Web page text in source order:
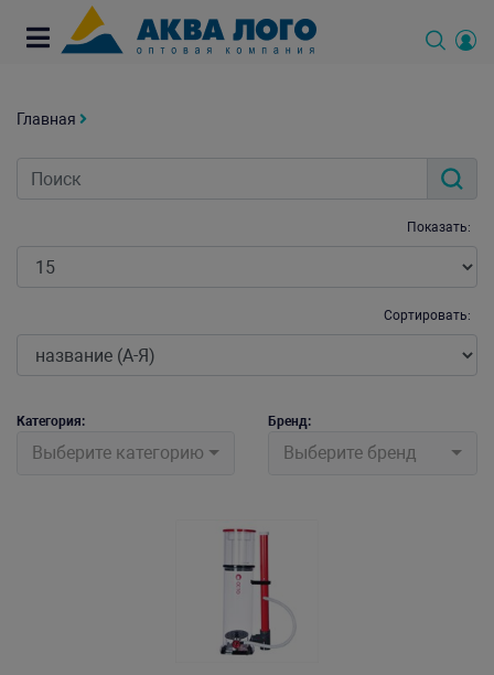
Главная
Показать:
Сортировать:
Категория:
Выберите категорию
Бренд:
Выберите бренд